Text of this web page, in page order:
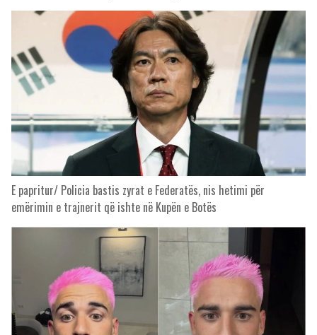
E papritur/ Policia bastis zyrat e Federatës, nis hetimi për
emërimin e trajnerit që ishte në Kupën e Botës